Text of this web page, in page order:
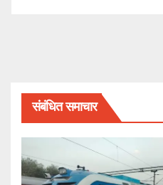
संबंधित समाचार